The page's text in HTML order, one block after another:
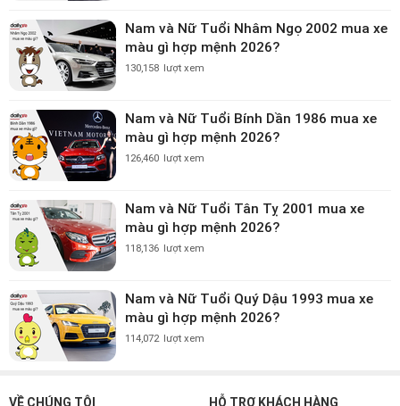
Nam và Nữ Tuổi Nhâm Ngọ 2002 mua xe
màu gì hợp mệnh 2026?
130,158 lượt xem
Nam và Nữ Tuổi Bính Dần 1986 mua xe
màu gì hợp mệnh 2026?
126,460 lượt xem
Nam và Nữ Tuổi Tân Tỵ 2001 mua xe
màu gì hợp mệnh 2026?
118,136 lượt xem
Nam và Nữ Tuổi Quý Dậu 1993 mua xe
màu gì hợp mệnh 2026?
114,072 lượt xem
VỀ CHÚNG TÔI HỖ TRỢ KHÁCH HÀNG